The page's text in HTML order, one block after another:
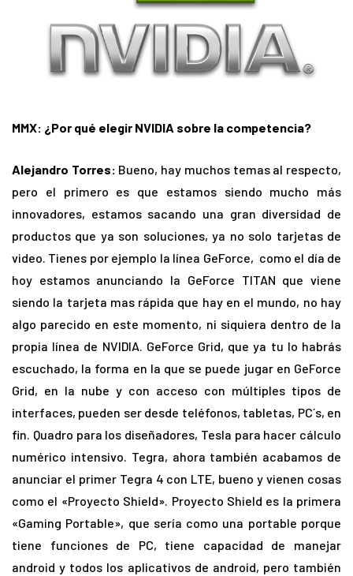
MMX: ¿Por qué elegir NVIDIA sobre la competencia?
Alejandro Torres: Bueno, hay muchos temas al respecto,
pero el primero es que estamos siendo mucho más
innovadores, estamos sacando una gran diversidad de
productos que ya son soluciones, ya no solo tarjetas de
video. Tienes por ejemplo la línea GeForce, como el día de
hoy estamos anunciando la GeForce TITAN que viene
siendo la tarjeta mas rápida que hay en el mundo, no hay
algo parecido en este momento, ni siquiera dentro de la
propia línea de NVIDIA. GeForce Grid, que ya tu lo habrás
escuchado, la forma en la que se puede jugar en GeForce
Grid, en la nube y con acceso con múltiples tipos de
interfaces, pueden ser desde teléfonos, tabletas, PC´s, en
fin. Quadro para los diseñadores, Tesla para hacer cálculo
numérico intensivo. Tegra, ahora también acabamos de
anunciar el primer Tegra 4 con LTE, bueno y vienen cosas
como el «Proyecto Shield». Proyecto Shield es la primera
«Gaming Portable», que sería como una portable porque
tiene funciones de PC, tiene capacidad de manejar
android y todos los aplicativos de android, pero también